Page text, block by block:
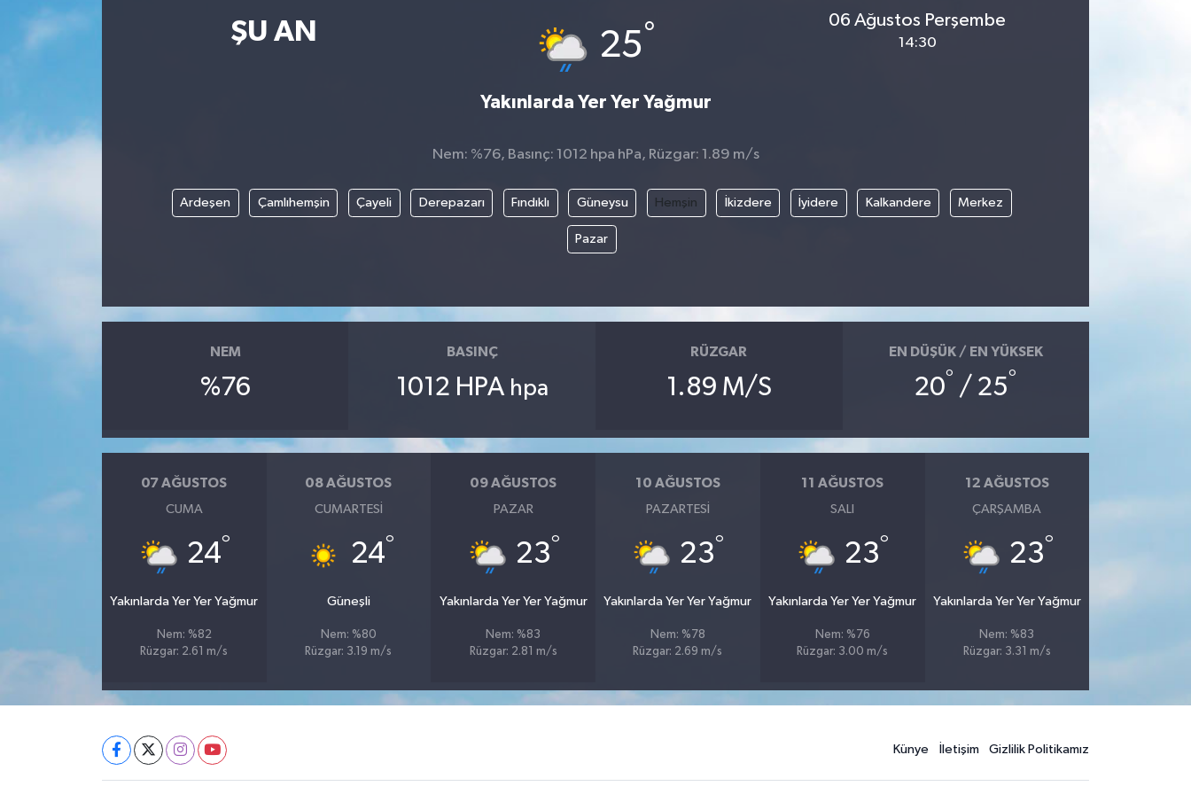
ŞU AN 25°
Yakınlarda Yer Yer Yağmur
06 Ağustos Perşembe
14:30
Nem: %76, Basınç: 1012 hpa hPa, Rüzgar: 1.89 m/s
Ardeşen Çamlıhemşin Çayeli Derepazarı Fındıklı Güneysu Hemşin İkizdere İyidere Kalkandere Merkez
Pazar
NEM
%76
BASINÇ
1012 HPA hpa
RÜZGAR
1.89 M/S
EN DÜŞÜK / EN YÜKSEK
20° / 25°
07 AĞUSTOS
CUMA
24°
Yakınlarda Yer Yer Yağmur
Nem: %82
Rüzgar: 2.61 m/s
08 AĞUSTOS
CUMARTESI
24°
Güneşli
Nem: %80
Rüzgar: 3.19 m/s
09 AĞUSTOS
PAZAR
23°
Yakınlarda Yer Yer Yağmur
Nem: %83
Rüzgar: 2.81 m/s
10 AĞUSTOS
PAZARTESI
23°
Yakınlarda Yer Yer Yağmur
Nem: %78
Rüzgar: 2.69 m/s
11 AĞUSTOS
SALI
23°
Yakınlarda Yer Yer Yağmur
Nem: %76
Rüzgar: 3.00 m/s
12 AĞUSTOS
ÇARŞAMBA
23°
Yakınlarda Yer Yer Yağmur
Nem: %83
Rüzgar: 3.31 m/s
Künye İletişim Gizlilik Politikamız